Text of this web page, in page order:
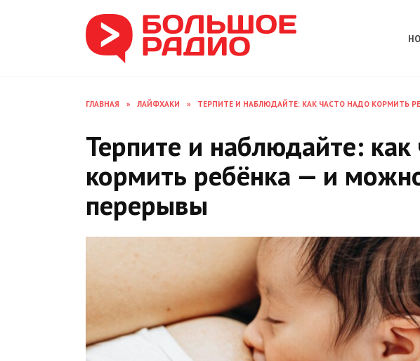
ГЛАВНАЯ » ЛАЙФХАКИ » ТЕРПИТЕ И НАБЛЮДАЙТЕ: КАК ЧАСТО НАДО КОРМИТЬ
Терпите и наблюдайте: как
кормить ребёнка — и
перерывы